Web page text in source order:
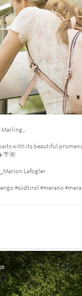
Marling...
with its beautiful
Lafogler
#südtirol #merano